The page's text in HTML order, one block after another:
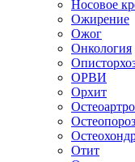
Носовое
Ожирение
Ожог
Онкология
ОРВИ
Орхит
Остеопороз
Отит